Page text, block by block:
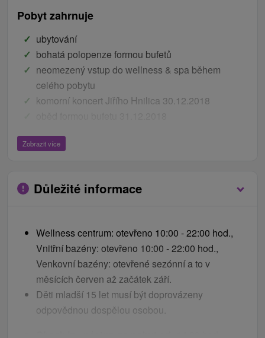
Pobyt zahrnuje
ubytování
bohatá polopenze formou bufetů
neomezený vstup do wellness & spa během
celého pobytu
komorní koncert Jiřího Hnilica 30.12.2018
taneční kapelu WOODERS, DJ Rami, novoroční
půlnoci, přípitky a nealkoholické nápoje během
skupiny Inekafe 01.01.2019
Děti do 4,99 let ubytování bez nároku na lůžko se
službami a stravou zdarma.
V případě zájmu postýlka zdarma.
Zobrazit více
Důležité informace
Wellness centrum: otevřeno 10:00 - 22:00 hod.,
Vnitřní bazény: otevřeno 10:00 - 22:00 hod.,
Venkovní bazény: otevřené sezónní a to v
měsících červen až začátek září.
Děti mladší 15 let musí být doprovázeny
odpovědnou dospělou osobou.